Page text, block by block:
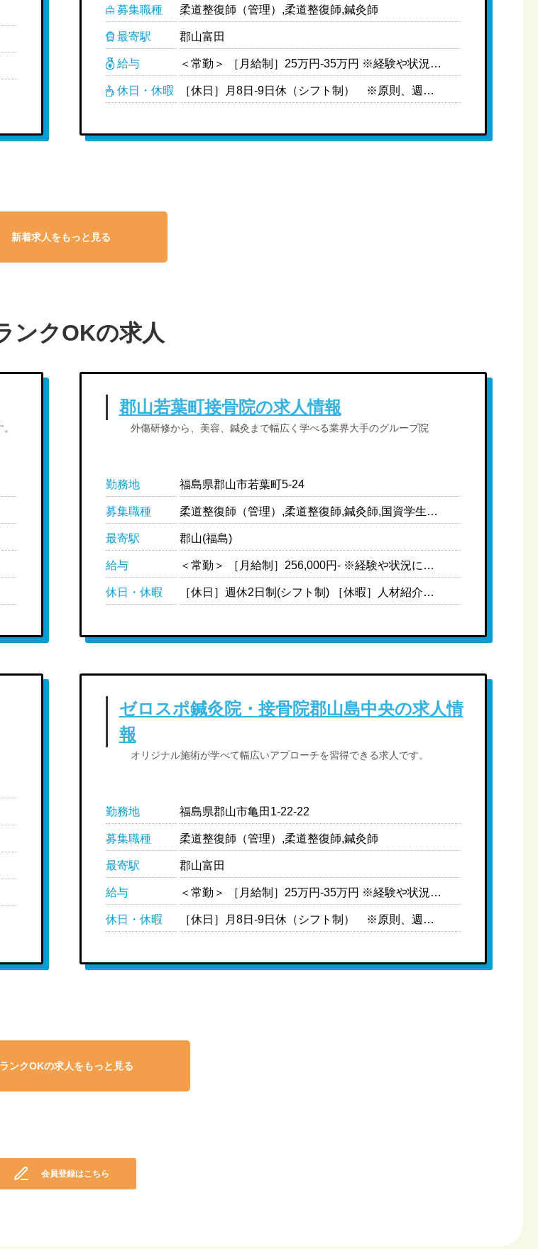
募集職種 柔道整復師（管理）,柔道整復師,鍼灸師
最寄駅 郡山富田
給与 ＜常勤＞ ［月給制］25万円-35万円 ※経験や状況に応じて変動可能性有り ※中途の場合、前職給与や経験を考慮の上給与決定 ＜モデル給与＞ 院長・マネージャークラス：30万円-35万円 主任・副院長クラス：28万円-30万円 一般スタッフ（中途）：25万円-30万円 新卒未経験：23万円- ※上記は目安の金額になります
休日・休暇 ［休日］月8日-9日休（シフト制） ※原則、週休2日になるよう調整 ［休暇］※有給休暇は法定通り支給 ［年間休日］108日 ［育休取得実績］あり
ンクOKの求人
郡山若葉町接骨院の求人情報
外傷研修から、美容、鍼灸まで幅広く学べる業界大手のグループ院
勤務地 福島県郡山市若葉町5-24
募集職種 柔道整復師（管理）,柔道整復師,鍼灸師,国資学生（柔道整復）,国資学生（鍼灸）
最寄駅 郡山(福島)
給与 ＜常勤＞ ［月給制］256,000円- ※経験や状況に応じて変動可能性あり ［給与内訳］ ・基本給:199,000円 ・地域手当:1,000円 ・固定残業代（25時間分、超過分別途支給あり）:36,000円 ・資格手当:2万円 ［対象者のみ支給］ ・管理柔道整復師手当:2万円 (柔道整復師経験3年以上＋柔道整復師施設管理者研修受講済み) ※管理柔道整復師に登録された場合に付与 ・家族手当:扶養義務のある配偶者:5,000円 第一子:3,000円 第二子:5,000円 第三子:7,000円 ※18歳まで ※複数名のお子様がいる場合、1年目は第1子分のみ、2年目は2名分、3年目は3名分・・・となる。 ・W資格手当:W資格はプラス2万円 ※鍼灸＋あん摩は対象外 ・役職手当: 副院長 :3万円 院長 :5万円 マネージャー:8万円-25万円 〈中途〉 ・現職給与保障制度あり ※現職の給与明細をご提出いただきます ※技術チェック、問診チェックによって最終決定します ＜非常勤＞ ［学生バイト］時給1,033円-
休日・休暇 ［休日］週休2日制(シフト制) ［休暇］人材紹介担当者までお問い合わせください ※有給休暇は法定通り支給 ［年間休日］110日 ［備考］ ※月単位で休みの日数が決まっており年間で110日になるよう調整している ※シフトは月半ばに提出をしてもらい、休みの中でも第1希望から第10希望くらいまで優先順位をつけてもらう ※基本的に希望休は通るが、優先順位の高い休みの曜日がスタッフで重複した場合は近隣の店舗のスタッフにヘルプに入ってもらう
ゼロスポ鍼灸院・接骨院郡山島中央の求人情
報
オリジナル施術が学べて幅広いアプローチを習得できる求人です。
勤務地 福島県郡山市亀田1-22-22
募集職種 柔道整復師（管理）,柔道整復師,鍼灸師
最寄駅 郡山富田
給与 ＜常勤＞ ［月給制］25万円-35万円 ※経験や状況に応じて変動可能性有り ※中途の場合、前職給与や経験を考慮の上給与決定 ＜モデル給与＞ 院長・マネージャークラス：30万円-35万円 主任・副院長クラス：28万円-30万円 一般スタッフ（中途）：25万円-30万円 新卒未経験：23万円- ※上記は目安の金額になります
休日・休暇 ［休日］月8日-9日休（シフト制） ※原則、週休2日になるよう調整 ［休暇］※有給休暇は法定通り支給 ［年間休日］108日 ［育休取得実績］あり
会員登録はこちら